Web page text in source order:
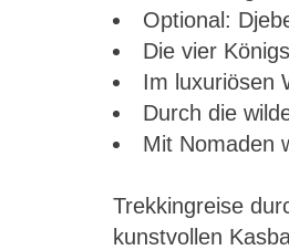
Optional:
Die vier
Im luxuriösen
Durch die
Mit Nomaden
Berg
Trekkingreise
kunstvollen